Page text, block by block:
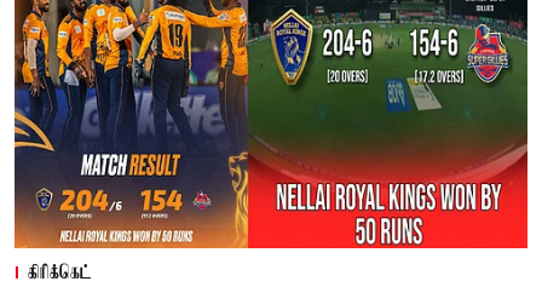
கிரிக்கெட்